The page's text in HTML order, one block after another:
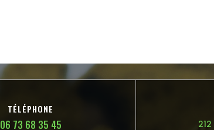
TÉLÉPHONE
06 73 68 35 45